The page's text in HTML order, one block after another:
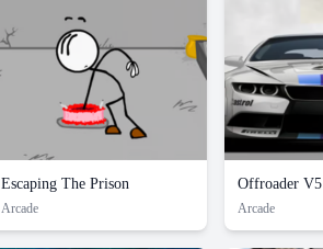
Escaping The Prison
Arcade
Offroader V5
Arcade